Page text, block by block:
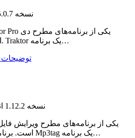
نسخه 4.5.0.7
جی برای مک macOS است. Traktor یک برنامه…
توضیحات +
نسخه 1.12.2
صوتی برای مک macOS است. برنامه Mp3tag یک برنامه…